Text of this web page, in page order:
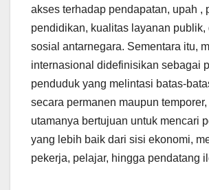
akses terhadap pendapatan, upah ,
pendidikan, kualitas layanan publik,
sosial antarnegara. Sementara itu,
internasional didefinisikan sebagai
penduduk yang melintasi batas-
secara permanen maupun temporer,
utamanya bertujuan untuk mencari
yang lebih baik dari sisi ekonomi,
pekerja, pelajar, hingga pendatang